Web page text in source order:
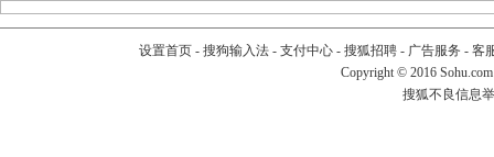
设置首页- 搜狗输入法- 支付中心- 搜狐招聘- 广告服务 - 客
Copyright © 2016
搜狐不良信息